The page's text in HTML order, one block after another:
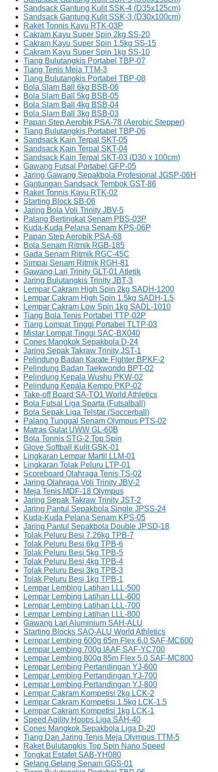
Sandsack Gantung Kulit SSK-4 (D35x125cm)
Sandsack Gantung Kulit SSK-3 (D30x100cm)
Raket Tonnis Kayu RTK-03P
Cakram Kayu Super Spin 2kg SS-20
Cakram Kayu Super Spin 1.5kg SS-15
Cakram Kayu Super Spin 1kg SS-10
Tiang Bulutangkis Portabel TBP-07
Tiang Tenis Meja TTM-3
Tiang Bulutangkis Portabel TBP-08
Bola Slam Ball 6kg BSB-06
Bola Slam Ball 5kg BSB-05
Bola Slam Ball 4kg BSB-04
Bola Slam Ball 3kg BSB-03
Papan Step Aerobik PSA-78 (Aerobic Stepper)
Tiang Bulutangkis Portabel TBP-06
Sandsack Kain Terpal SKT-05
Sandsack Kain Terpal SKT-04
Sandsack Kain Terpal SKT-03 (D30 x 100cm)
Gawang Futsal Portabel GFP-05
Jaring Gawang Sepakbola Profesional JGSP-06H
Gantungan Sandsack Tembok GST-86
Raket Tonnis Kayu RTK-02
Starting Block SB-06
Jaring Bola Voli Trinity JBV-5
Palang Bertingkat Senam PBS-03P
Kuda-Kuda Pelana Senam KPS-06P
Papan Step Aerobik PSA-68
Bola Senam Ritmik RGB-185
Gada Senam Ritmik RGC-45C
Simpai Senam Ritmik RGH-81
Gawang Lari Trinity GLT-01 Atletik
Jaring Bulutangkis Trinity JBT-3
Lempar Cakram High Spin 2kg SADH-1200
Lempar Cakram High Spin 1.5kg SADH-1.5
Lempar Cakram Low Spin 1kg SADL-1010
Tiang Bola Tenis Portabel TTP-02P
Tiang Lompat Tinggi Portabel TLTP-03
Mistar Lompat Tinggi SAC-BX040
Cones Mangkok Sepakbola D-24
Jaring Sepak Takraw Trinity JST-1
Pelindung Badan Karate Fighter BPKF-2
Pelindung Badan Taekwondo BPT-02
Pelindung Kepala Wushu PKW-02
Pelindung Kepala Kempo PKP-02
Take-off Board SA-TO1 World Athletics
Bola Futsal Liga Sparta (Futsalball)
Bola Sepak Liga Telstar (Soccerball)
Palang Tunggal Senam Olympus PTS-02
Matras Gulat UWW GL-60B
Bola Tonnis STG-2 Top Spin
Glove Softball Kulit GSK-01
Lingkaran Lempar Martil LLM-01
Lingkaran Tolak Peluru LTP-01
Scoreboard Olahraga Tenis TS-02
Jaring Olahraga Voli Trinity JBV-2
Meja Tenis MDF-18 Olympus
Jaring Sepak Takraw Trinity JST-2
Jaring Pantul Sepakbola Single JPSS-24
Kuda-Kuda Pelana Senam KPS-05
Jaring Pantul Sepakbola Double JPSD-18
Tolak Peluru Besi 7.26kg TPB-7
Tolak Peluru Besi 6kg TPB-6
Tolak Peluru Besi 5kg TPB-5
Tolak Peluru Besi 4kg TPB-4
Tolak Peluru Besi 3kg TPB-3
Tolak Peluru Besi 1kg TPB-1
Lempar Lembing Latihan LLL-500
Lempar Lembing Latihan LLL-600
Lempar Lembing Latihan LLL-700
Lempar Lembing Latihan LLL-800
Gawang Lari Aluminium SAH-ALU
Starting Blocks SAQ-ALU World Athletics
Lempar Lembing 600g 65m Flex 6.0 SAF-MC600
Lempar Lembing 700g IAAF SAF-YC700
Lempar Lembing 800g 85m Flex 5.0 SAF-MC800
Lempar Lembing Pertandingan YJ-600
Lempar Lembing Pertandingan YJ-700
Lempar Lembing Pertandingan YJ-800
Lempar Cakram Kompetisi 2kg LCK-2
Lempar Cakram Kompetisi 1.5kg LCK-1.5
Lempar Cakram Kompetisi 1kg LCK-1
Speed Agility Hoops Liga SAH-40
Cones Mangkok Sepakbola Liga D-20
Tiang Dan Jaring Tenis Meja Olympus TTM-5
Raket Bulutangkis Top Spin Nano Speed
Tongkat Estafet SAB-YH080
Gelang Gelang Senam GGS-01